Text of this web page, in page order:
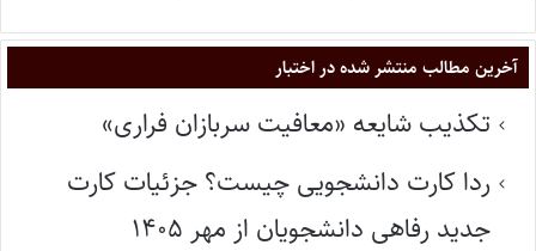
آخرین مطالب منتشر شده در اختبار
تکذیب شایعه «معافیت سربازان فراری»
ردا کارت دانشجویی چیست؟ جزئیات کارت
جدید رفاهی دانشجویان از مهر ۱۴۰۵